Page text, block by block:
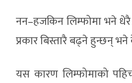
नन–हजकिन लिम्फोमा भने
प्रकार बिस्तारै बढ्ने हुन्छन्
यस कारण लिम्फोमाको